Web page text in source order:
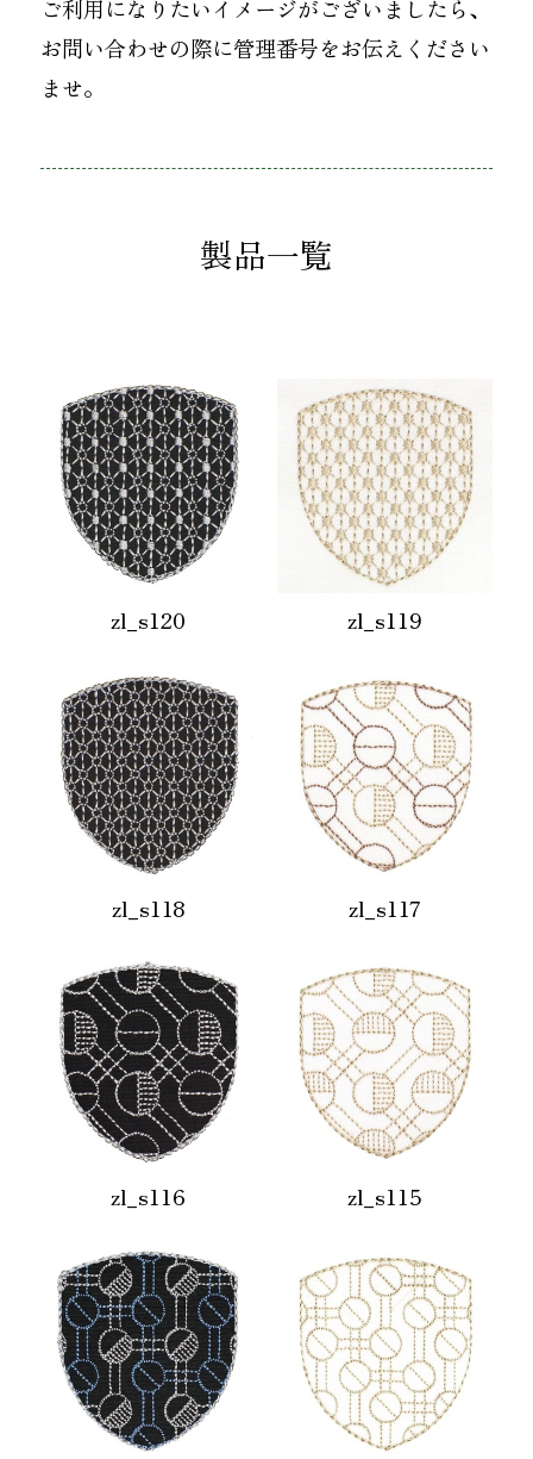
TEL 0773-75-5514
製品刺繍
ワッペン・腕章
インテリア
ご利用になりたいイメージがございましたら、
お問い合わせの際に管理番号をお伝えください
ませ。
製品一覧
zl_s120 zl_s119
zl_s118 zl_s117
zl_s116 zl_s115